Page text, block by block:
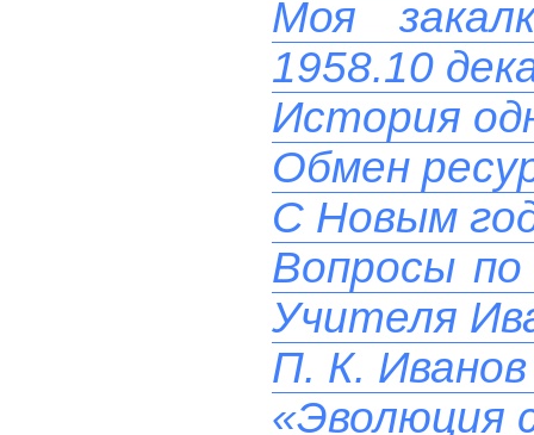
Моя
1958.10
История
Обмен
C Новым
Вопросы по
Учителя
П. К.
«Эволюция